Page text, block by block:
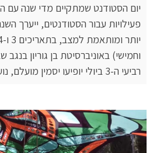
יום הסטודנט שמתקיים מדי שנה עם
פעילויות עבור הסטודנטים, ייערך
וחמישי) באוניברסיטת בן גוריון
רביעי ה-3 ביולי יופיעו יסמין מועלם, נועה קירל ורביד ...